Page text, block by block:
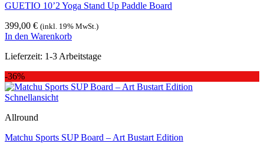
GUETIO 10’2 Yoga Stand Up Paddle Board
399,00 € (inkl. 19% MwSt.)
In den Warenkorb
Lieferzeit: 1-3 Arbeitstage
-36%
Schnellansicht
Allround
Matchu Sports SUP Board – Art Bustart Edition